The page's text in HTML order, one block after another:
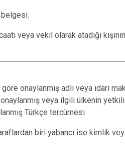
veya vekil olarak atadığı
onaylanmış adli veya idari
veya ilgili ülkenin yetkili
Türkçe tercümesi
biri yabancı ise kimlik